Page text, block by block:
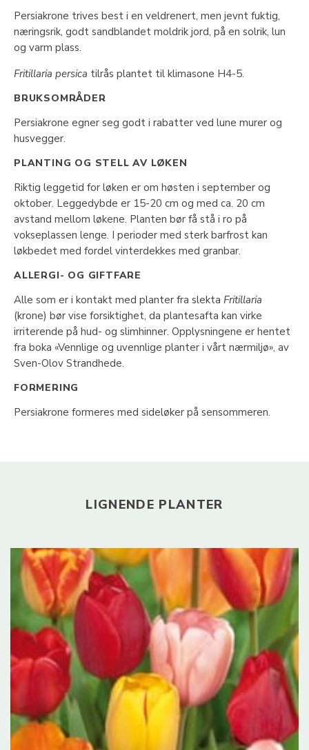
Persiakrone trives best i en veldrenert, men jevnt fuktig,
næringsrik, godt sandblandet moldrik jord, på en solrik, lun
og varm plass.
Fritillaria persica tilrås plantet til klimasone H4-5.
BRUKSOMRÅDER
Persiakrone egner seg godt i rabatter ved lune murer og
husvegger.
PLANTING OG STELL AV LØKEN
Riktig leggetid for løken er om høsten i september og
oktober. Leggedybde er 15-20 cm og med ca. 20 cm
avstand mellom løkene. Planten bør få stå i ro på
vokseplassen lenge. I perioder med sterk barfrost kan
løkbedet med fordel vinterdekkes med granbar.
ALLERGI- OG GIFTFARE
Alle som er i kontakt med planter fra slekta Fritillaria
(krone) bør vise forsiktighet, da plantesafta kan virke
irriterende på hud- og slimhinner. Opplysningene er hentet
fra boka «Vennlige og uvennlige planter i vårt nærmiljø», av
Sven-Olov Strandhede.
FORMERING
Persiakrone formeres med sideløker på sensommeren.
LIGNENDE PLANTER